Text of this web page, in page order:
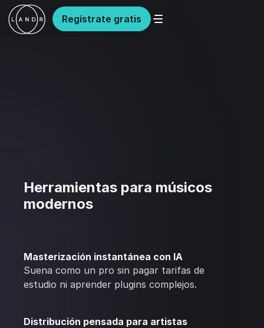
Regístrate gratis
Herramientas para músicos
modernos
Masterización instantánea con IA
Suena como un pro sin pagar tarifas de
estudio ni aprender plugins complejos.
Distribución pensada para artistas